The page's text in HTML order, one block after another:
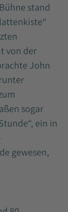
stand
von der
John
sogar
ein in
gewesen,